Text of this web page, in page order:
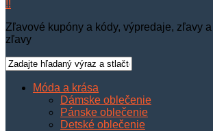
Zľavové kupóny a kódy, výpredaje, zľavy
zľavy
Móda a krása
Dámske oblečenie
Pánske oblečenie
Detské oblečenie